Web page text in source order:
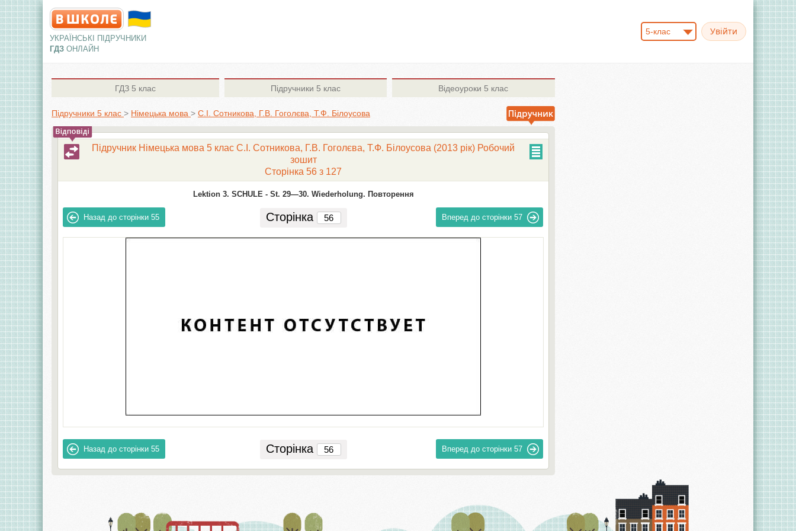
УКРАЇНСЬКІ ПІДРУЧНИКИ
ГДЗ ОНЛАЙН
5-клас
ГДЗ 5 клас Підручники 5 клас Відеоуроки 5 клас
Підручники 5 клас > Німецька мова > С.І. Сотникова, Г.В. Гоголєва, Т.Ф. Білоусова
Підручник Німецька мова 5 клас С.І. Сотникова, Г.В. Гоголєва, Т.Ф. Білоусова (2013 рік) Робочий
зошит
Сторінка 56 з 127
Lektion 3. SCHULE - St. 29—30. Wiederholung. Повторення
Назад до сторінки 55 Сторінка Вперед до сторінки 57
Назад до сторінки 55 Сторінка Вперед до сторінки 57